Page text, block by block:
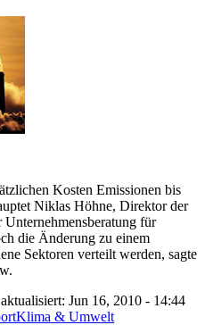
Kosten Emissionen bis
Niklas Höhne, Direktor der
für
die Änderung zu einem
Sektoren verteilt werden, sagte
Jun 16, 2010 - 14:44
Klima & Umwelt